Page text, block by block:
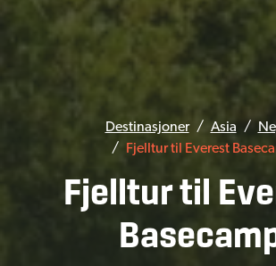
Destinasjoner Asia
Fjelltur til Everest
Fjelltur til